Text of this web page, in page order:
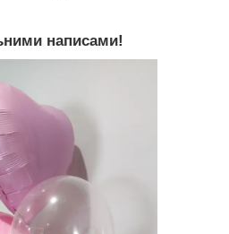
написами!